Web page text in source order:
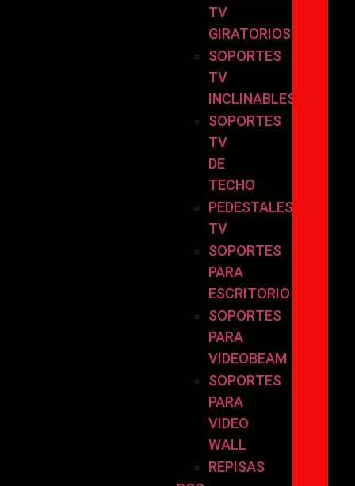
TV
GIRATORIOS
SOPORTES
TV
INCLINABLES
SOPORTES
TV
DE
TECHO
PEDESTALES
TV
SOPORTES
PARA
ESCRITORIO
SOPORTES
PARA
VIDEOBEAM
SOPORTES
PARA
VIDEO
WALL
REPISAS